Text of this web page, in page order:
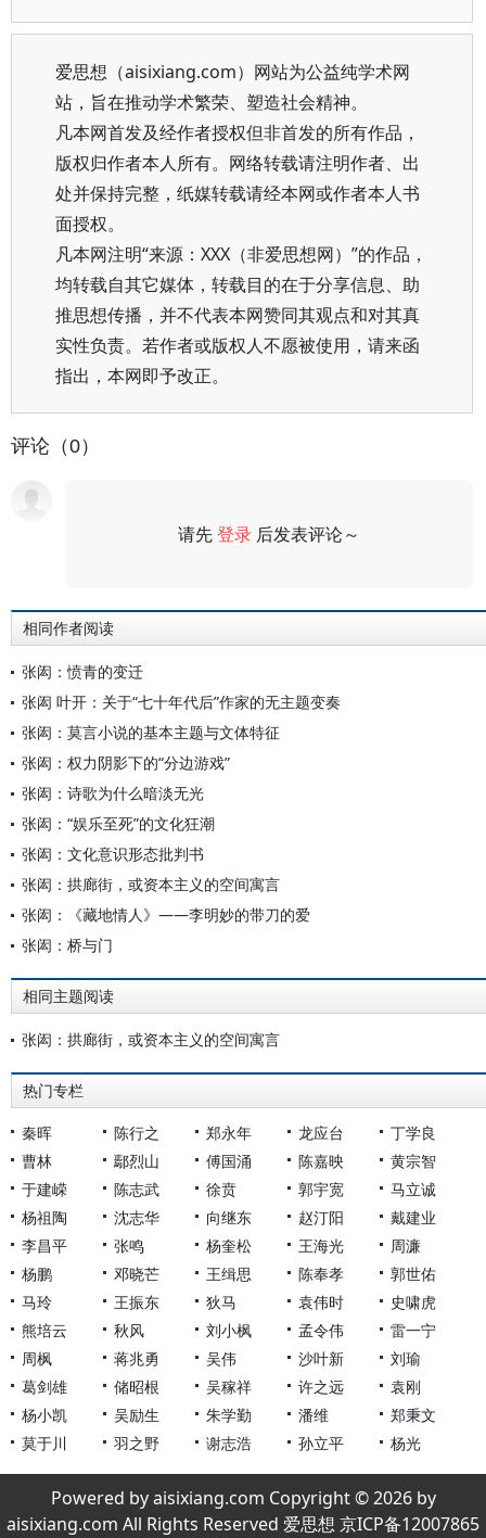
爱思想（aisixiang.com）网站为公益纯学术网
站，旨在推动学术繁荣、塑造社会精神。
凡本网首发及经作者授权但非首发的所有作品，
版权归作者本人所有。网络转载请注明作者、出
处并保持完整，纸媒转载请经本网或作者本人书
面授权。
凡本网注明“来源：XXX（非爱思想网）”的作品，
均转载自其它媒体，转载目的在于分享信息、助
推思想传播，并不代表本网赞同其观点和对其真
实性负责。若作者或版权人不愿被使用，请来函
指出，本网即予改正。
评论（0）
请先登录 后发表评论～
相同作者阅读
张闳：愤青的变迁
张闳 叶开：关于“七十年代后”作家的无主题变奏
张闳：莫言小说的基本主题与文体特征
张闳：权力阴影下的“分边游戏”
张闳：诗歌为什么暗淡无光
张闳：“娱乐至死”的文化狂潮
张闳：文化意识形态批判书
张闳：拱廊街，或资本主义的空间寓言
张闳：《藏地情人》——李明妙的带刀的爱
张闳：桥与门
相同主题阅读
张闳：拱廊街，或资本主义的空间寓言
热门专栏
秦晖 陈行之 郑永年 龙应台
丁学良
曹林
鄢烈山 傅国涌 陈嘉映
黄宗智
于建嵘
陈志武 徐贲 郭宇宽
马立诚
杨祖陶
沈志华 向继东 赵汀阳
戴建业
李昌平
张鸣 杨奎松 王海光
周濂
杨鹏
邓晓芒 王缉思 陈奉孝
郭世佑
马玲
王振东 狄马 袁伟时
史啸虎
熊培云
秋风 刘小枫 孟令伟
雷一宁
周枫
蒋兆勇 吴伟 沙叶新
刘瑜
葛剑雄
储昭根 吴稼祥 许之远
袁刚
杨小凯
吴励生 朱学勤 潘维
郑秉文
莫于川
羽之野 谢志浩 孙立平 杨光
Powered by aisixiang.com Copyright © 2026 by
aisixiang.com All Rights Reserved 爱思想 京ICP备12007865